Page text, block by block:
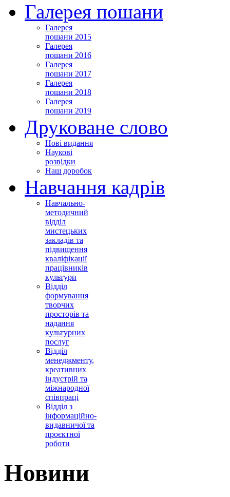
Галерея пошани
Галерея
пошани 2015
Галерея
пошани 2016
Галерея
пошани 2017
Галерея
пошани 2018
Галерея
пошани 2019
Друковане слово
Нові видання
Наукові
розвідки
Наш доробок
Навчання кадрів
Навчально-
методичний
відділ
мистецьких
закладів та
підвищення
кваліфікації
працівників
культури
Відділ
формування
творчих
просторів та
надання
культурних
послуг
Відділ
менеджменту,
креативних
індустрій та
міжнародної
співпраці
Відділ з
інформаційно-
видавничої та
проєктної
роботи
Новини